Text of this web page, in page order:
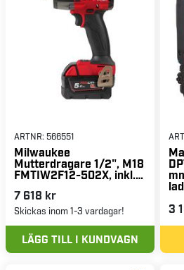
ARTNR: 566551
Milwaukee
Mutterdragare 1/2", M18
FMTIW2F12-502X, inkl.
laddare
7 618 kr
Skickas inom 1-3 vardagar!
LÄGG TILL I KUNDVAGN
3